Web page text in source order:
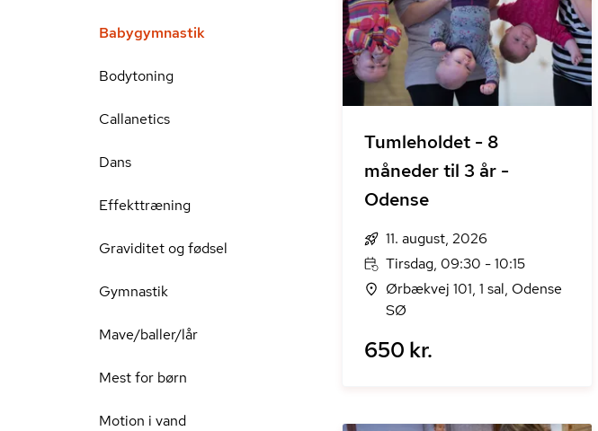
Babygymnastik
Bodytoning
Callanetics
Dans
Effekttræning
Graviditet og fødsel
Gymnastik
Mave/baller/lår
Mest for børn
Motion i vand
Tumleholdet - 8
måneder til 3 år -
Odense
11. august, 2026
Tirsdag, 09:30 - 10:15
Ørbækvej 101, 1 sal, Odense
SØ
650 kr.